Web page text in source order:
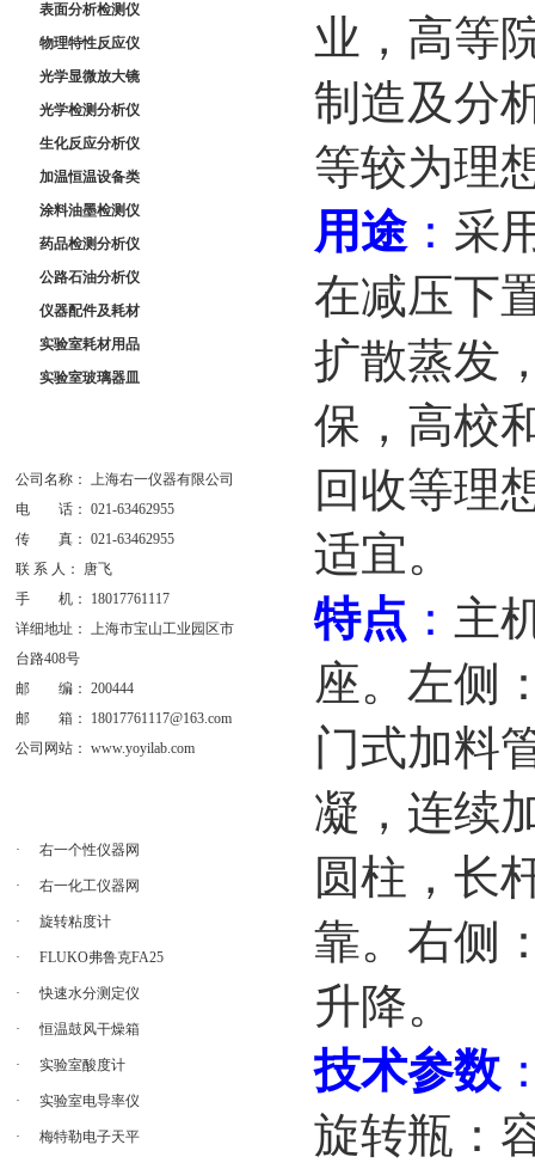
表面分析检测仪
物理特性反应仪
光学显微放大镜
光学检测分析仪
生化反应分析仪
加温恒温设备类
涂料油墨检测仪
药品检测分析仪
公路石油分析仪
仪器配件及耗材
实验室耗材用品
实验室玻璃器皿
公司名称： 上海右一仪器有限公司
电 话： 021-63462955
传 真： 021-63462955
联 系 人： 唐飞
手 机： 18017761117
详细地址： 上海市宝山工业园区市
台路408号
邮 编： 200444
邮 箱：
18017761117@163.com
公司网站： www.yoyilab.com
· 右一个性仪器网
· 右一化工仪器网
· 旋转粘度计
· FLUKO弗鲁克FA25
· 快速水分测定仪
· 恒温鼓风干燥箱
· 实验室酸度计
· 实验室电导率仪
· 梅特勒电子天平
业，高等
制造及分
等较为理
用途 ： 采
在减压下
扩散蒸发
保，高校
回收等理
适宜。
特点 ： 主
座。左侧
门式加料
凝，连续
圆柱，长
靠。右侧
升降。
技术参数
旋转瓶：